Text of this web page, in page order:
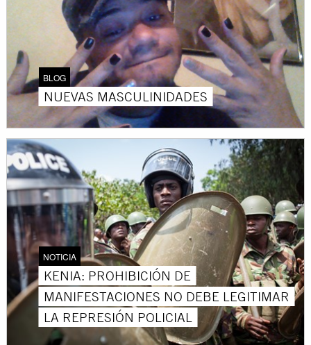
BLOG
NUEVAS MASCULINIDADES
NOTICIA
KENIA: PROHIBICIÓN DE
MANIFESTACIONES NO DEBE LEGITIMAR
LA REPRESIÓN POLICIAL